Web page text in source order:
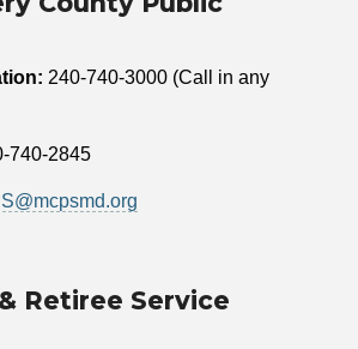
240-740-3000 (Call in any
740-2845
Retiree Service